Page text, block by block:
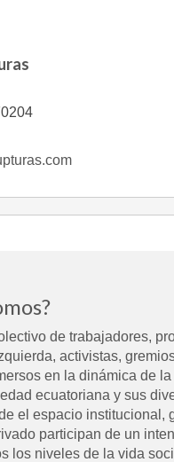
de trabajadores,
activistas,
en la dinámica de
ecuatoriana y sus
el espacio institucional,
participan de un
los niveles de la vida